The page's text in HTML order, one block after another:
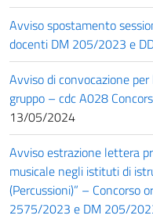
Avviso spostamento
docenti DM 205/2023 e
Avviso di convocazione
gruppo – cdc A028
13/05/2024
Avviso estrazione lettera
musicale negli istituti di
(Percussioni)” – Concorso
2575/2023 e DM 205/